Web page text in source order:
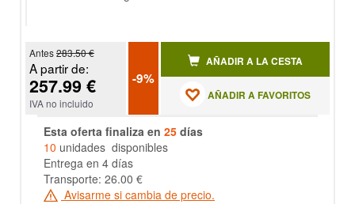
Antes283.50 €
A partir de:
257.99 €
IVA no incluido
-9%
AÑADIR A LA CESTA
AÑADIR A FAVORITOS
Esta oferta finaliza en 25 días
10 unidades disponibles
Entrega en 4 días
Transporte: 26.00 €
Avisarme si cambia de precio.